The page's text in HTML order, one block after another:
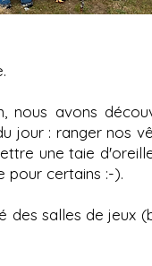
nous avons
jour : ranger nos
une taie
pour certains :-).
salles de jeux